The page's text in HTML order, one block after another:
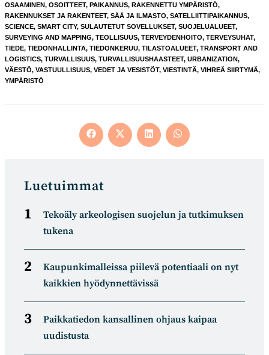
OSAAMINEN, OSOITTEET, PAIKANNUS, RAKENNETTU YMPÄRISTÖ,
RAKENNUKSET JA RAKENTEET, SÄÄ JA ILMASTO, SATELLIITTIPAIKANNUS,
SCIENCE, SMART CITY, SULAUTETUT SOVELLUKSET, SUOJELUALUEET,
SURVEYING AND MAPPING, TEOLLISUUS, TERVEYDENHOITO, TERVEYSUHAT,
TIEDE, TIEDONHALLINTA, TIEDONKERUU, TILASTOALUEET, TRANSPORT AND
LOGISTICS, TURVALLISUUS, TURVALLISUUSHAASTEET, URBANIZATION,
VÄESTÖ, VASTUULLISUUS, VEDET JA VESISTÖT, VIESTINTÄ, VIHREÄ SIIRTYMÄ,
YMPÄRISTÖ
Opens
in
Opens
in
Opens
in
Opens
in
Luetuimmat
Tekoäly arkeologisen suojelun ja tutkimuksen
tukena
Kaupunkimalleissa piilevä potentiaali on nyt
kaikkien hyödynnettävissä
Paikkatiedon kansallinen ohjaus kaipaa
uudistusta